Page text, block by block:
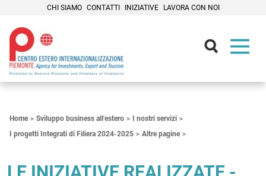
CHI SIAMO CONTATTI INIZIATIVE LAVORA CON NOI
Home Sviluppo business all'estero
I nostri servizi
I progetti Integrati di Filiera 2024-2025
Altre pagine